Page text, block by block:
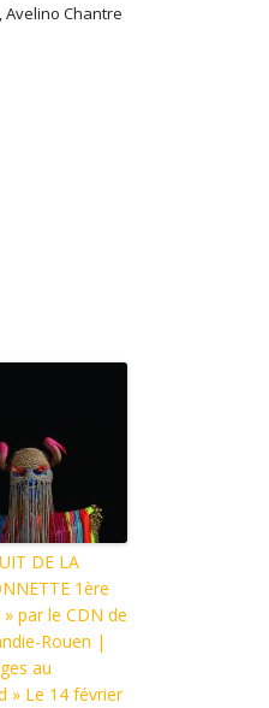
Avelino Chantre
DE LA
1ère
par le CDN de
Rouen |
au
» Le 14 février